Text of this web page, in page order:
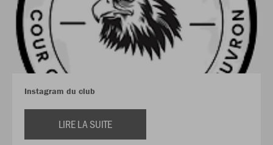
Instagram du club
LIRE LA SUITE